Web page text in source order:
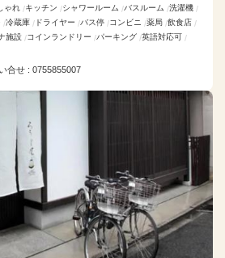
ゃれ キッチン シャワールーム バスルーム
洗濯機
冷蔵庫 ドライヤー バス停 コンビニ 薬局 飲食店
施設 コインランドリー パーキング 英語対応可
合せ : 0755855007